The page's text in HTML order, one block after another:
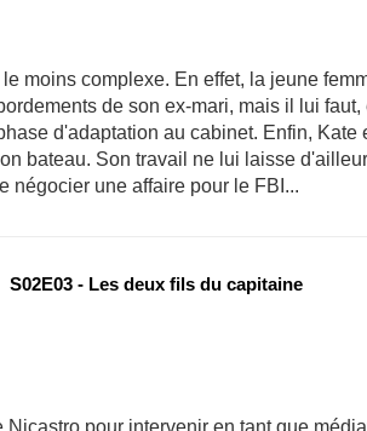
moins complexe. En effet, la jeune
de son ex-mari, mais il lui faut,
d'adaptation au cabinet. Enfin, Kate
bateau. Son travail ne lui laisse
négocier une affaire pour le FBI...
S02E03 - Les deux fils du capitaine